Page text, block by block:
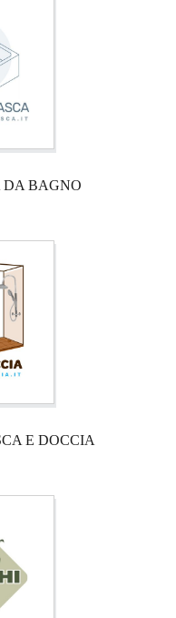
DA BAGNO
E DOCCIA